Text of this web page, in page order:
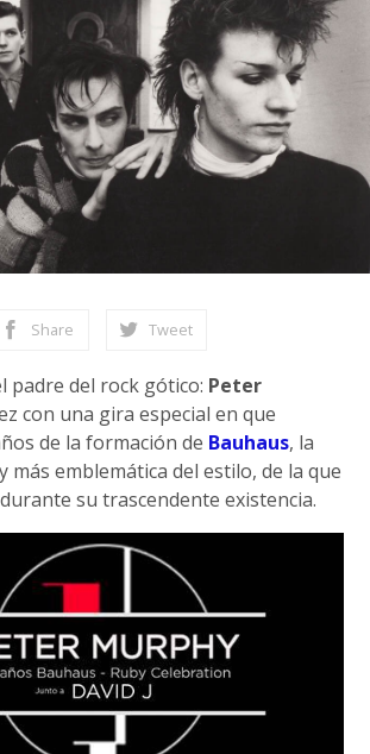
Share Tweet
padre del rock gótico: Peter
con una gira especial en que
de la formación de Bauhaus, la
más emblemática del estilo, de la que
su trascendente existencia.